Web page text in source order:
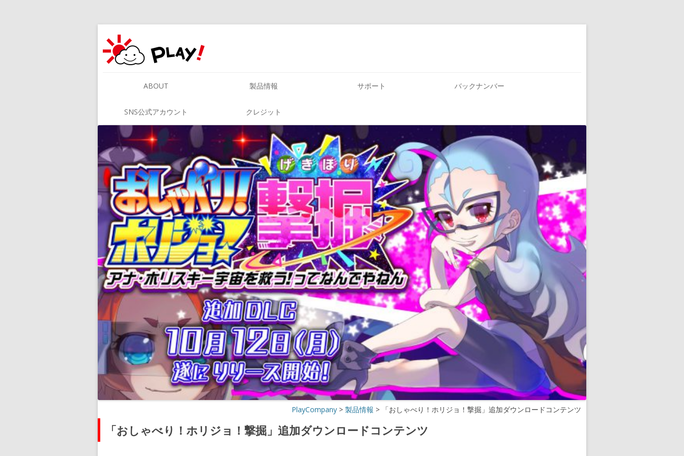
キ
ッ
ABOUT 製品情報
チコちゃんの脳活研究所
おしゃべり！パズル チガタン～み
んなで間違い探し～
おしゃべり！ホリジョ！撃掘～ア
ナ・ホリスキー宇宙を救うってなん
でやねん～
おしゃべり！パズル〜スタッフBも
つらいよ！〜
おしゃべり！カケジョ！～奪われた
ドットコインを追え！～
おしゃべり！カケジョ！～奪われた
ドットコインを追え！～スマホ版
おしゃべり！ホリジョ！スタンプ
おしゃべり！ホリジョ！ ～第２弾～
スタンプ
おしゃべり！ホリジョ！
おしゃべり！ホリジョ！(任天堂
SWITCH)
サポート バックナンバー
SNS公式アカウント クレジット
PlayCompany > 製品情報 > 「おしゃべり！ホリジョ！撃掘」追加ダウンロードコンテンツ
「おしゃべり！ホリジョ！撃掘」追加ダウンロードコンテンツ